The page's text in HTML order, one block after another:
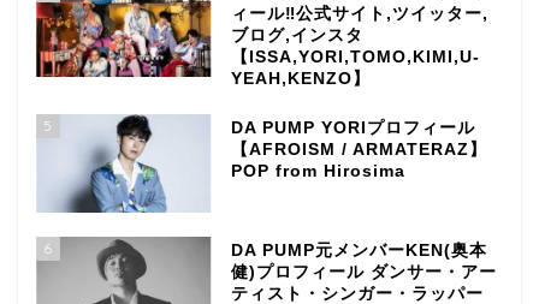
ィール‼公式サイト,ツイッター,
ブログ,インスタ
【ISSA,YORI,TOMO,KIMI,U-
YEAH,KENZO】
5
DA PUMP YORIプロフィール
【AFROISM / ARMATERAZ】
POP from Hirosima
6
DA PUMP元メンバーKEN(奥本
健)プロフィール ダンサー・アー
ティスト・シンガー・ラッパー